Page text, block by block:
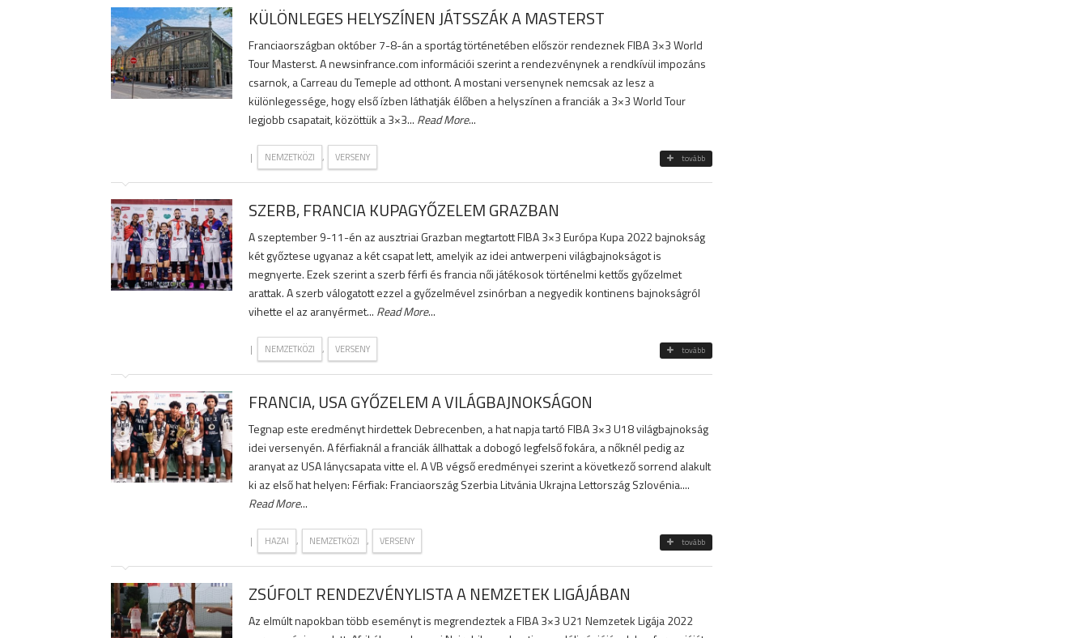
KÜLÖNLEGES HELYSZÍNEN JÁTSSZÁK A MASTERST
Franciaországban október 7-8-án a sportág történetében először rendeznek FIBA 3×3 World
Tour Masterst. A newsinfrance.com információi szerint a rendezvénynek a rendkívül impozáns
csarnok, a Carreau du Temeple ad otthont. A mostani versenynek nemcsak az lesz a
különlegessége, hogy első ízben láthatják élőben a helyszínen a franciák a 3×3 World Tour
legjobb csapatait, közöttük a 3×3... Read More...
| NEMZETKÖZI , VERSENY tovább
SZERB, FRANCIA KUPAGYŐZELEM GRAZBAN
A szeptember 9-11-én az ausztriai Grazban megtartott FIBA 3×3 Európa Kupa 2022 bajnokság
két győztese ugyanaz a két csapat lett, amelyik az idei antwerpeni világbajnokságot is
megnyerte. Ezek szerint a szerb férfi és francia női játékosok történelmi kettős győzelmet
arattak. A szerb válogatott ezzel a győzelmével zsinórban a negyedik kontinens bajnokságról
vihette el az aranyérmet... Read More...
| NEMZETKÖZI , VERSENY tovább
FRANCIA, USA GYŐZELEM A VILÁGBAJNOKSÁGON
Tegnap este eredményt hirdettek Debrecenben, a hat napja tartó FIBA 3×3 U18 világbajnokság
idei versenyén. A férfiaknál a franciák állhattak a dobogó legfelső fokára, a nőknél pedig az
aranyat az USA lánycsapata vitte el. A VB végső eredményei szerint a következő sorrend alakult
ki az első hat helyen: Férfiak: Franciaország Szerbia Litvánia Ukrajna Lettország Szlovénia....
Read More...
| HAZAI , NEMZETKÖZI , VERSENY tovább
ZSÚFOLT RENDEZVÉNYLISTA A NEMZETEK LIGÁJÁBAN
Az elmúlt napokban több eseményt is megrendeztek a FIBA 3×3 U21 Nemzetek Ligája 2022